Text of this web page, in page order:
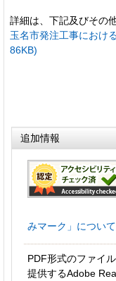
詳細は、下記及びその
玉名市発注工事におけ
86KB)
追加情報
みマーク」について
PDF形式のファイ
提供するAdobe